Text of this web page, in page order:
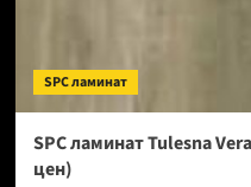
SPC ламинат
SPC ламинат Tulesna
цен)